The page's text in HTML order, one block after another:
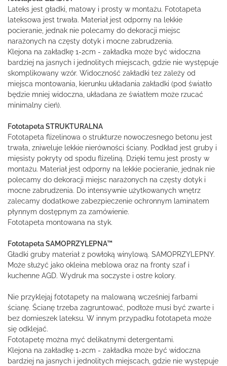
Lateks jest gładki, matowy i prosty w montażu. Fototapeta
lateksowa jest trwała. Materiał jest odporny na lekkie
pocieranie, jednak nie polecamy do dekoracji miejsc
narażonych na częsty dotyk i mocne zabrudzenia.
Klejona na zakładkę 1-2cm - zakładka może być widoczna
bardziej na jasnych i jednolitych miejscach, gdzie nie występuje
skomplikowany wzór. Widoczność zakładki tez zależy od
miejsca montowania, kierunku układania zakładki (pod światło
będzie mniej widoczna, układana ze światłem może rzucać
minimalny cień).
Fototapeta STRUKTURALNA
Fototapeta flizelinowa o strukturze nowoczesnego betonu jest
trwała, zniweluje lekkie nierówności ściany. Podkład jest gruby i
mięsisty pokryty od spodu flizeliną. Dzięki temu jest prosty w
montażu. Materiał jest odporny na lekkie pocieranie, jednak nie
polecamy do dekoracji miejsc narażonych na częsty dotyk i
mocne zabrudzenia. Do intensywnie użytkowanych wnętrz
zalecamy dodatkowe zabezpieczenie ochronnym laminatem
płynnym dostępnym za zamówienie.
Fototapeta montowana na styk.
Fototapeta SAMOPRZYLEPNA™
Gładki gruby materiał z powłoką winylową. SAMOPRZYLEPNY.
Może służyć jako okleina meblowa oraz na fronty szaf i
kuchenne AGD. Wydruk ma soczyste i ostre kolory.
Nie przyklejaj fototapety na malowaną wcześniej farbami
ścianę. Ścianę trzeba zagruntować, podłoże musi być zwarte i
bez domieszek lateksu. W innym przypadku fototapeta może
się odklejać.
Fototapetę można myć delikatnymi detergentami.
Klejona na zakładkę 1-2cm - zakładka może być widoczna
bardziej na jasnych i jednolitych miejscach, gdzie nie występuje